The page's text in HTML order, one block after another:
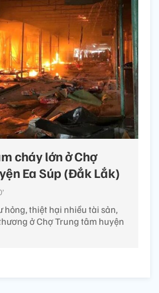
cháy lớn ở Chợ
Ea Súp (Đắk Lắk)
hỏng, thiệt hại nhiều tài sản,
ở Chợ Trung tâm huyện